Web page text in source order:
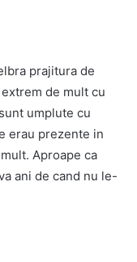
prajitura de
de mult cu
umplute cu
erau prezente in
Aproape ca
ani de cand nu le-